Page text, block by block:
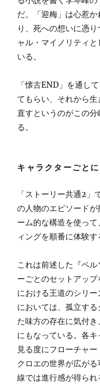
だ。「迎梅」は心惹
り、死への想いに憑
ャル・マイノリティ
いる。
「懐古END」を通し
てもらい、それから
直すというのがこの
る。
キャラクターごと
「ストーリー共通2」
の人物のエピソード
ーム的な構造を使っ
ィングを順番に体験す
これは前述した『ペ
ーごとのセットアッ
における王道のシリー
においては、孤立す
た味方の存在に気付
にもなっている。各
見る度にフローチャー
クロエの世界が広が
線では進行感が得ら